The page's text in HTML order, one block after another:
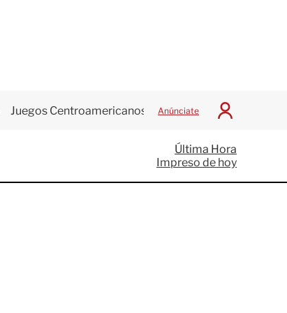
Juegos Centroamericanos Anúnciate
I
c
i
a
Última Hora
Impreso de hoy